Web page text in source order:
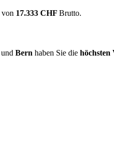
von 17.333 CHF Brutto.
und Bern haben Sie die höchsten